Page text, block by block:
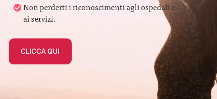
Non perderti i riconoscimenti agli ospedali e
ai servizi.
CLICCA QUI